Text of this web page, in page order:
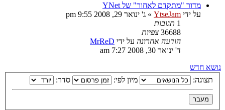
מדור "מתקדם לאחור" של YNet
על ידי YtseJam
» ג' ינואר 29, 2008 9:55 pm
1 תגובות
36688 צפיות
הודעה אחרונה על ידי MrReD
ד' ינואר 30, 2008 7:27 am
נושא חדש
תצוגה:
מיון לפי: סדר: